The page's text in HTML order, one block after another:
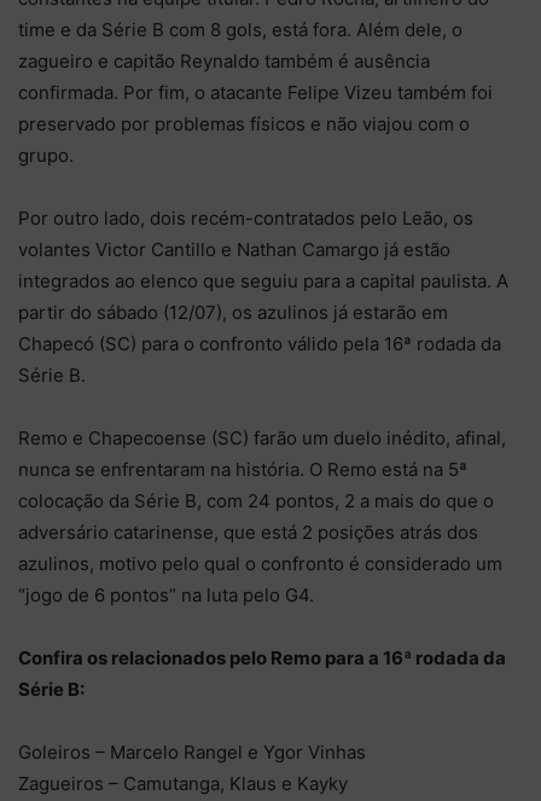
time e da Série B com 8 gols, está fora. Além dele, o
zagueiro e capitão Reynaldo também é ausência
confirmada. Por fim, o atacante Felipe Vizeu também foi
preservado por problemas físicos e não viajou com o
grupo.
Por outro lado, dois recém-contratados pelo Leão, os
volantes Victor Cantillo e Nathan Camargo já estão
integrados ao elenco que seguiu para a capital paulista. A
partir do sábado (12/07), os azulinos já estarão em
Chapecó (SC) para o confronto válido pela 16ª rodada da
Série B.
Remo e Chapecoense (SC) farão um duelo inédito, afinal,
nunca se enfrentaram na história. O Remo está na 5ª
colocação da Série B, com 24 pontos, 2 a mais do que o
adversário catarinense, que está 2 posições atrás dos
azulinos, motivo pelo qual o confronto é considerado um
“jogo de 6 pontos” na luta pelo G4.
Confira os relacionados pelo Remo para a 16ª rodada da
Série B:
Goleiros – Marcelo Rangel e Ygor Vinhas
Zagueiros – Camutanga, Klaus e Kayky